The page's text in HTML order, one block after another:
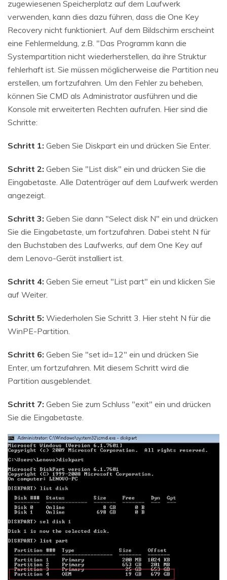
zugewiesenen Speicherplatz auf dem Laufwerk
verwenden, kann dies dazu führen, dass die One Key
Recovery nicht funktioniert. Auf dem Bildschirm erscheint
eine Fehlermeldung, z.B. "Das Programm kann die
Systempartition nicht wiederherstellen, da ihre Struktur
fehlerhaft ist. Sie müssen möglicherweise die Partition neu
erstellen, um fortzufahren. Um den Fehler zu beheben,
können Sie CMD als Administrator ausführen und die
Konsole mit erweiterten Rechten aufrufen. Hier sind die
Schritte:
Schritt 1: Geben Sie Diskpart ein und drücken Sie Enter.
Schritt 2: Geben Sie "List disk" ein und drücken Sie die
Eingabetaste. Alle Datenträger auf dem Laufwerk werden
angezeigt.
Schritt 3: Geben Sie dann "Select disk N" ein und drücken
Sie die Eingabetaste, um fortzufahren. Dabei steht N für
den Buchstaben des Laufwerks, auf dem One Key auf
dem Lenovo-Gerät installiert ist.
Schritt 4: Geben Sie erneut "List part" ein und klicken Sie
auf Weiter.
Schritt 5: Wiederholen Sie Schritt 3. Hier steht N für die
WinPE-Partition.
Schritt 6: Geben Sie "set id=12" ein und drücken Sie
Enter, um fortzufahren. Mit diesem Schritt wird die
Partition ausgeblendet.
Schritt 7: Geben Sie zum Schluss "exit" ein und drücken
Sie die Eingabetaste.